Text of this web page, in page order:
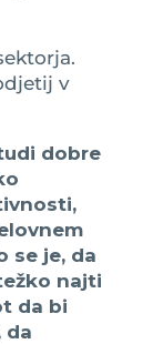
v
dobre
se je, da
najti
da bi
da